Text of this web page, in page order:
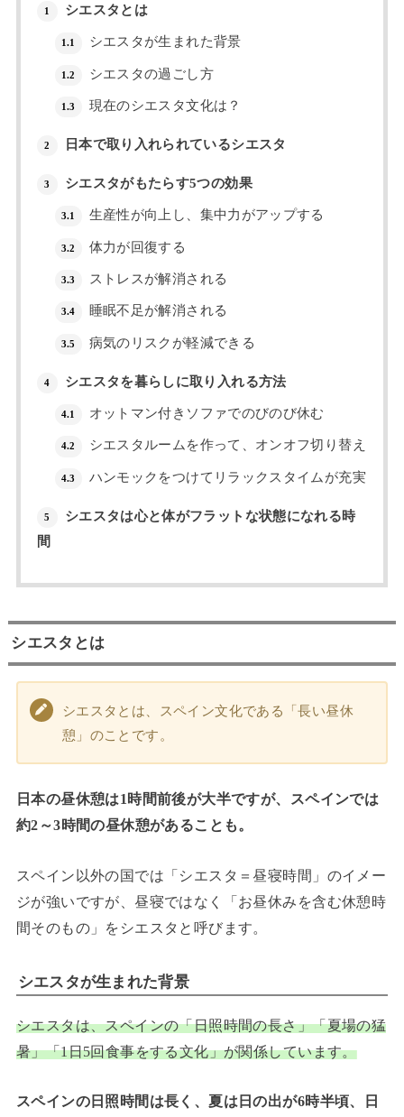
1 シエスタとは
1.1 シエスタが生まれた背景
1.2 シエスタの過ごし方
1.3 現在のシエスタ文化は？
2 日本で取り入れられているシエスタ
3 シエスタがもたらす5つの効果
3.1 生産性が向上し、集中力がアップする
3.2 体力が回復する
3.3 ストレスが解消される
3.4 睡眠不足が解消される
3.5 病気のリスクが軽減できる
4 シエスタを暮らしに取り入れる方法
4.1 オットマン付きソファでのびのび休む
4.2 シエスタルームを作って、オンオフ切り替え
4.3 ハンモックをつけてリラックスタイムが充実
5
シエスタは心と体がフラットな状態になれる時
間
シエスタとは
シエスタとは、スペイン文化である「長い昼休
憩」のことです。
日本の昼休憩は1時間前後が大半ですが、スペインでは
約2～3時間の昼休憩があることも。
スペイン以外の国では「シエスタ＝昼寝時間」のイメー
ジが強いですが、昼寝ではなく「お昼休みを含む休憩時
間そのもの」をシエスタと呼びます。
シエスタが生まれた背景
シエスタは、スペインの「日照時間の長さ」「夏場の猛
暑」「1日5回食事をする文化」が関係しています。
スペインの日照時間は長く、夏は日の出が6時半頃、日